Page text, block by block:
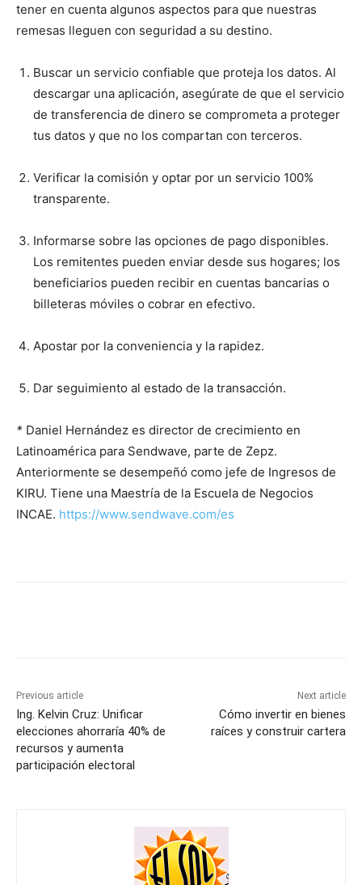
tener en cuenta algunos aspectos para que nuestras
remesas lleguen con seguridad a su destino.
Buscar un servicio confiable que proteja los datos. Al
descargar una aplicación, asegúrate de que el servicio
de transferencia de dinero se comprometa a proteger
tus datos y que no los compartan con terceros.
Verificar la comisión y optar por un servicio 100%
transparente.
Informarse sobre las opciones de pago disponibles.
Los remitentes pueden enviar desde sus hogares; los
beneficiarios pueden recibir en cuentas bancarias o
billeteras móviles o cobrar en efectivo.
Apostar por la conveniencia y la rapidez.
Dar seguimiento al estado de la transacción.
* Daniel Hernández es director de crecimiento en
Latinoamérica para Sendwave, parte de Zepz.
Anteriormente se desempeñó como jefe de Ingresos de
KIRU. Tiene una Maestría de la Escuela de Negocios
INCAE. https://www.sendwave.com/es
Previous article
Ing. Kelvin Cruz: Unificar
elecciones ahorraría 40% de
recursos y aumenta
participación electoral
Next article
Cómo invertir en bienes
raíces y construir cartera